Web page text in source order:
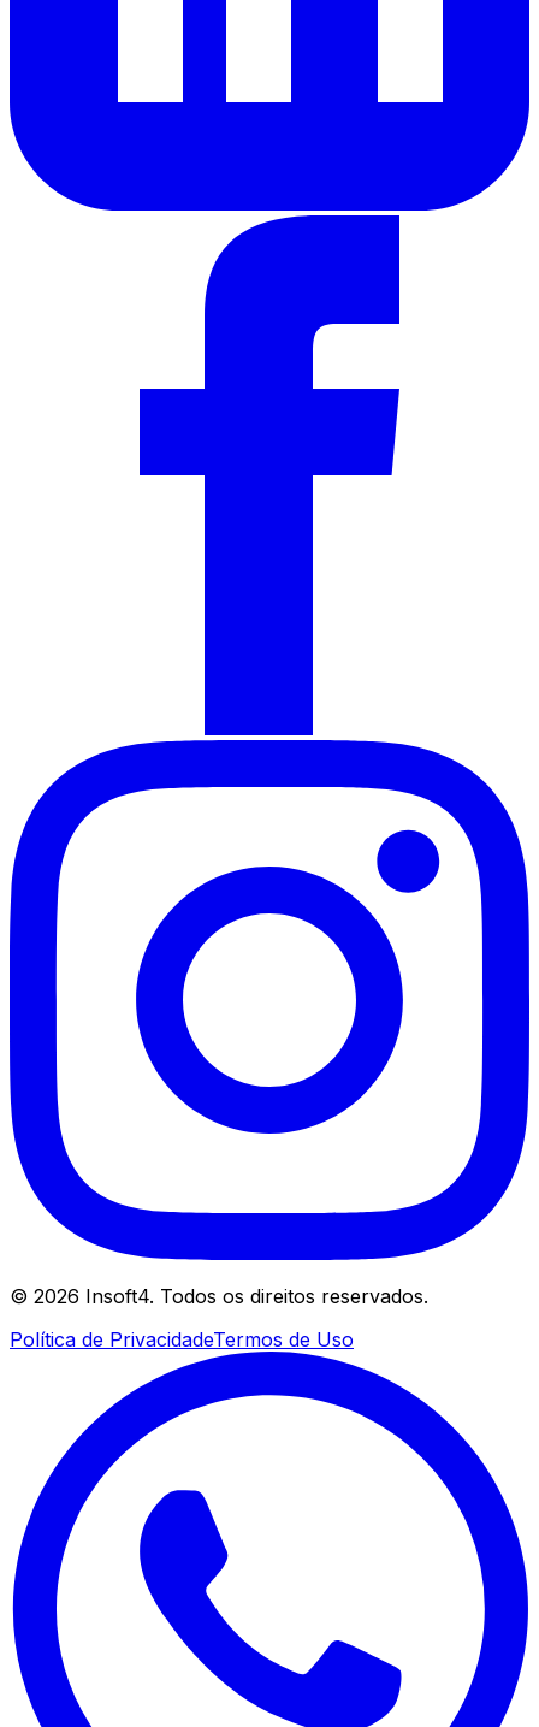
© 2026 Insoft4. Todos os direitos reservados.
Política de PrivacidadeTermos de Uso